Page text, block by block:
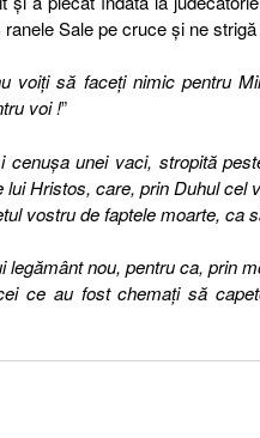
Sale pe cruce şi ne strigă
voiţi să faceţi nimic pentru
voi !”
unei vaci, stropită
lui Hristos, care, prin Duhul cel
vostru de faptele moarte, ca
legământ nou, pentru ca, prin
ce au fost chemaţi să